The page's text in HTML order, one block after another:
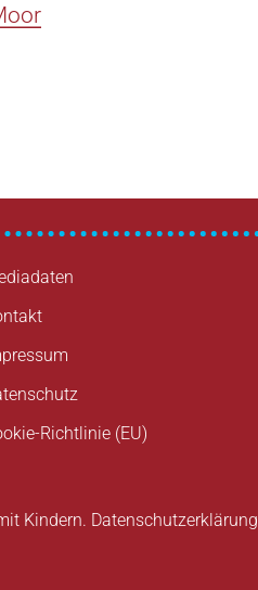
Richtlinie (EU)
Kindern. Datenschutzerklärung